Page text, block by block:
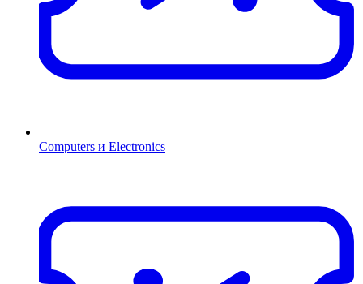
Computers и Electronics